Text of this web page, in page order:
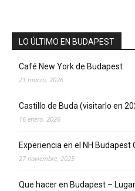
LO ÚLTIMO EN BUDAPEST
Café New York de Budapest
21 marzo, 2026
Castillo de Buda (visitarlo en
16 enero, 2026
Experiencia en el NH Budapest
27 noviembre, 2025
Que hacer en Budapest –